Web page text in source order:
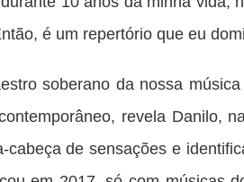
é um repertório que eu
soberano da nossa
revela Danilo,
de sensações e